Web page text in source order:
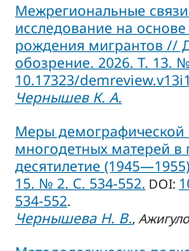
Межрегиональные
исследование на
рождения мигрантов //
обозрение. 2026. Т. 13.
10.17323/
Чернышев К. А.
Меры
многодетных матерей в
десятилетие
15. № 2. С. 534-552. DOI:
534-552.
Чернышева Н. В.,